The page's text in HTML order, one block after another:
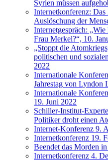
Syrien müssen
Internetkonferenz:
Auslöschung der
Internetgespräch:
Frau Merkel?“, 10.
„Stoppt die
politischen und
2022
Internationale
Jahrestag von Lyndon
Internationale
19. Juni 2022
Schiller-Institut-
Politiker droht einen
Internet-Konferenz 9.
Internetkonferenz 19.
Beendet das Morden
Internetkonferenz 4.